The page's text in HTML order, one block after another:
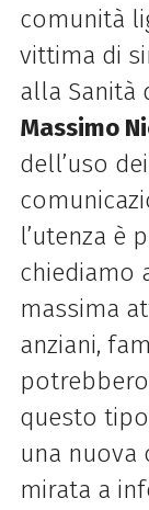
comunità
vittima di
alla Sanità
Massimo
dell’uso
l’utenza è
chiediamo
massima
anziani,
questo
una nuova
mirata a